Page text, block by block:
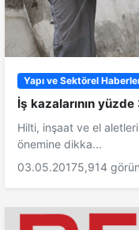
Yapı ve Sektörel
İş kazalarının
Hilti, inşaat ve el
önemine dikka...
03.05.20175,914